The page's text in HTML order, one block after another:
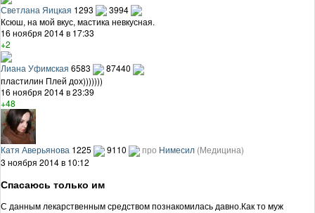
Светлана Яицкая 1293
3994
Ксюш, на мой вкус, мастика невкусная.
16 ноября 2014 в 17:33
+2
Лиана Уфимская 6583
87440
пластилин Плей дох)))))))
16 ноября 2014 в 23:39
+48
Катя Аверьянова 1225 9110 про Нимесил (Медицина)
3 ноября 2014 в 10:12
Спасаюсь только им
С данным лекарственным средством познакомилась давно.Как то муж